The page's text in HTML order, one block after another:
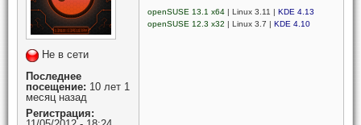
Не в сети
Последнее
посещение: 10 лет 1
месяц назад
Регистрация:
openSUSE 13.1 x64 | Linux 3.11 | KDE 4.13
openSUSE 12.3 x32 | Linux 3.7 | KDE 4.10